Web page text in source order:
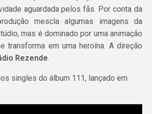
aguardada pelos fãs. Por conta da
mescla algumas imagens da
mas é dominado por uma animação
transforma em uma heroína. A direção
Rezende.
singles do álbum 111, lançado em